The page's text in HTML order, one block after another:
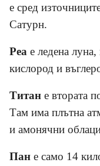
е сред
Сатурн.
Реа е ледена
кислород и
Титан е втората
Там има плътна
и амонячни
Пан е само 14